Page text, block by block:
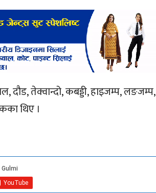
दौड, तेक्वान्दो, कबड्डी, हाइजम्प, लङजम्प,
थिए ।